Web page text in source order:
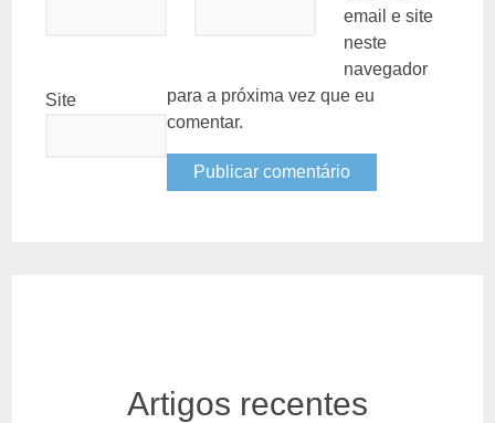
Site
email e site
neste
navegador
para a próxima vez que eu
comentar.
Artigos recentes